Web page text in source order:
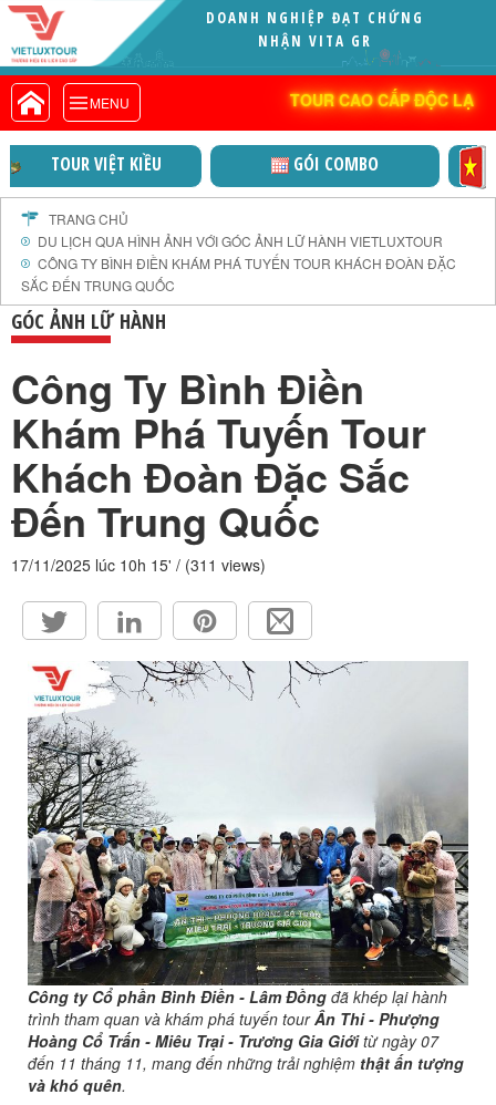
DOANH NGHIỆP ĐẠT CHỨNG
NHẬN VITA GREEN (XUẤT SẮC)
MENU TOUR CAO CẤP ĐỘC LẠ
VIETLUXTOUR.COM
TOUR CAO CẤP ĐỘC LẠ
TOUR TRONG NƯỚC
TOUR NƯỚC NGOÀI
TOUR KHỞI HÀNH TỪ HÀ NỘI
TOUR KHỞI HÀNH TỪ ĐÀ NẴNG
TOUR KHỞI HÀNH TỪ CẦN THƠ
TOUR ĐOÀN - M.I.C.E
TOUR COMBO
DỊCH VỤ
GIỚI THIỆU
HỒ SƠ NĂNG LỰC
PROFILE EN
THƯ KHEN VIETLUXTOUR
HỘP THƯ GÓP Ý
LIÊN HỆ
GÓI COMBO VIỆT NAM THỜI ĐẠI MỚI
TRANG CHỦ
DU LỊCH QUA HÌNH ẢNH VỚI GÓC ẢNH LỮ HÀNH VIETLUXTOUR
CÔNG TY BÌNH ĐIỀN KHÁM PHÁ TUYẾN TOUR KHÁCH ĐOÀN ĐẶC
SẮC ĐẾN TRUNG QUỐC
GÓC ẢNH LỮ HÀNH
Công Ty Bình Điền
Khám Phá Tuyến Tour
Khách Đoàn Đặc Sắc
Đến Trung Quốc
17/11/2025 lúc 10h 15' / (311 views)
Công ty Cổ phần Bình Điền - Lâm Đồng đã khép lại hành
trình tham quan và khám phá tuyến tourÂn Thi - Phượng
Hoàng Cổ Trấn - Miêu Trại - Trương Gia Giớitừ ngày 07
đến 11 tháng 11, mang đến những trải nghiệm thật ấn tượng
và khó quên.